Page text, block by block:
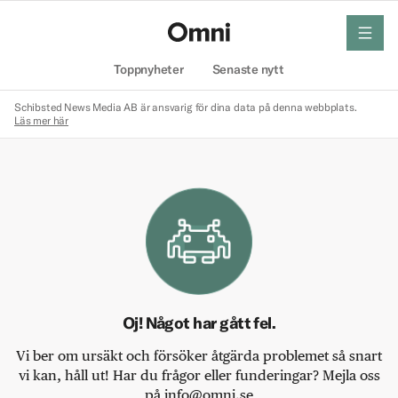
Toppnyheter Senaste nytt
meny
Schibsted News Media AB är ansvarig för dina data på denna webbplats.
Läs mer här
Oj! Något har gått fel.
Vi ber om ursäkt och försöker åtgärda problemet så snart
vi kan, håll ut! Har du frågor eller funderingar? Mejla oss